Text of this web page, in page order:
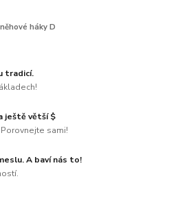
háky D
tradicí.
ještě větší $
sami!
A baví nás to!